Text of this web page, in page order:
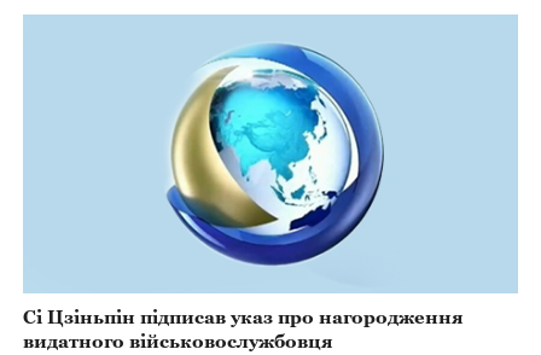
Сі Цзіньпін підписав указ про нагородження
видатного військовослужбовця